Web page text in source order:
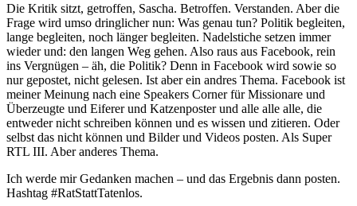
Die Kritik sitzt, getroffen, Sascha. Betroffen. Verstanden. Aber die
Frage wird umso dringlicher nun: Was genau tun? Politik begleiten,
lange begleiten, noch länger begleiten. Nadelstiche setzen immer
wieder und: den langen Weg gehen. Also raus aus Facebook, rein
ins Vergnügen – äh, die Politik? Denn in Facebook wird sowie so
nur gepostet, nicht gelesen. Ist aber ein andres Thema. Facebook ist
meiner Meinung nach eine Speakers Corner für Missionare und
Überzeugte und Eiferer und Katzenposter und alle alle alle, die
entweder nicht schreiben können und es wissen und zitieren. Oder
selbst das nicht können und Bilder und Videos posten. Als Super
RTL III. Aber anderes Thema.
Ich werde mir Gedanken machen – und das Ergebnis dann posten.
Hashtag #RatStattTatenlos.